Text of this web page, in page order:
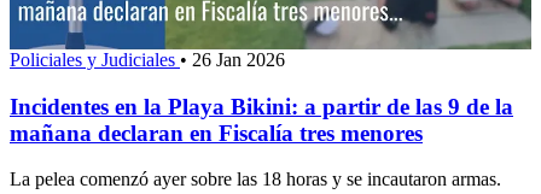
Policiales y Judiciales • 26 Jan 2026
Incidentes en la Playa Bikini: a partir de las 9 de la
mañana declaran en Fiscalía tres menores
La pelea comenzó ayer sobre las 18 horas y se incautaron armas.